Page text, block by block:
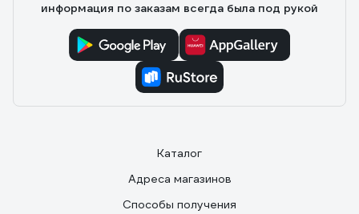
информация по заказам всегда была под рукой
Каталог
Адреса магазинов
Способы получения